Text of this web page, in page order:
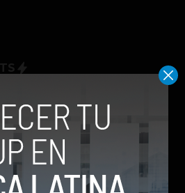
enfocados en IA
de imágenes
Work: el nuevo asistente
que promete mejorar la
laboral